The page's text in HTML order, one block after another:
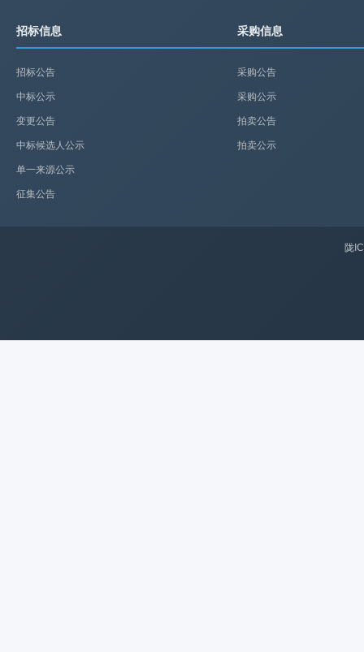
招标信息
招标公告
中标公示
变更公告
中标候选人公示
单一来源公示
征集公告
采购信息
采购公告
采购公示
拍卖公告
拍卖公示
陇